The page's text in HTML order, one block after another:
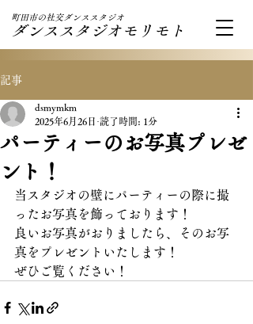
町田市の社交ダンススタジオ
ダンススタジオモリモト
記事
パーティーのお写真プレゼ
ント！
dsmymkm
2025年6月26日 読了時間: 1分
当スタジオの壁にパーティーの際に撮
ったお写真を飾っております！
良いお写真がおりましたら、そのお写
真をプレゼントいたします！
ぜひご覧ください！